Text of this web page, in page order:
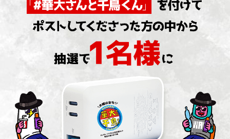
【個人情報の取扱いについて】
個人情報の取扱いについて 」及び「プライバシーポリ
」に記載のとおり取り扱わせていただきま